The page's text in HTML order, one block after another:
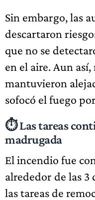
Sin embargo, las
descartaron
que no se
en el aire. Aun
mantuvieron
sofocó el fuego
⏱️ Las tareas
madrugada
El incendio fue
alrededor de las 3
las tareas de